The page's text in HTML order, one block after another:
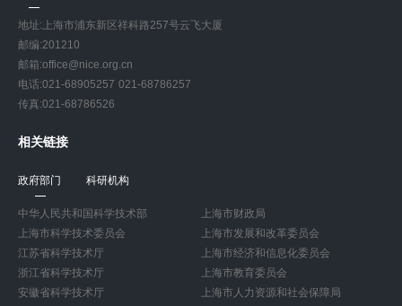
地址:上海市浦东新区祥科路257号云飞大厦
邮编:201210
邮箱:office@nice.org.cn
电话:021-68905257 021-68786257
传真:021-68786526
相关链接
政府部门 科研机构
中华人民共和国科学技术部
上海市科学技术委员会
江苏省科学技术厅
浙江省科学技术厅
安徽省科学技术厅
上海市财政局
上海市发展和改革委员会
上海市经济和信息化委员会
上海市教育委员会
上海市人力资源和社会保障局